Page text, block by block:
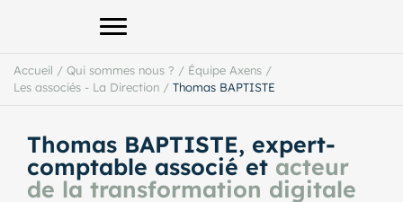
Afficher le menu principal
Accueil / Qui sommes nous ? / Équipe Axens /
Les associés - La Direction / Thomas BAPTISTE
Thomas BAPTISTE, expert-
comptable associé et acteur
de la transformation digitale